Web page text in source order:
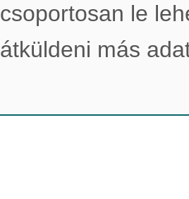
csoportosan le
átküldeni más